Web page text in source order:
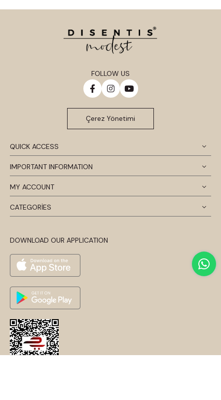
QUICK ACCESS
IMPORTANT INFORMATION
MY ACCOUNT
CATEGORİES
DOWNLOAD OUR APPLICATION
FOLLOW US
Çerez Yönetimi